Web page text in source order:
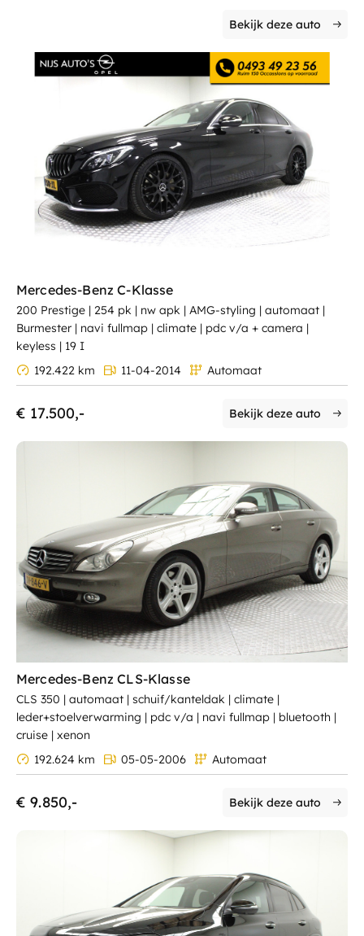
Bekijk deze auto
Mercedes-Benz C-Klasse
200 Prestige | 254 pk | nw apk | AMG-styling | automaat |
Burmester | navi fullmap | climate | pdc v/a + camera |
keyless | 19 I
192.422 km
11-04-2014 Automaat
€ 17.500,- Bekijk deze auto
Mercedes-Benz CLS-Klasse
CLS 350 | automaat | schuif/kanteldak | climate |
leder+stoelverwarming | pdc v/a | navi fullmap | bluetooth |
cruise | xenon
192.624 km
05-05-2006 Automaat
€ 9.850,- Bekijk deze auto